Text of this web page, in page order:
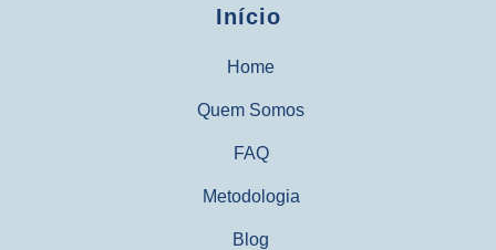
Início
Home
Quem Somos
FAQ
Metodologia
Blog